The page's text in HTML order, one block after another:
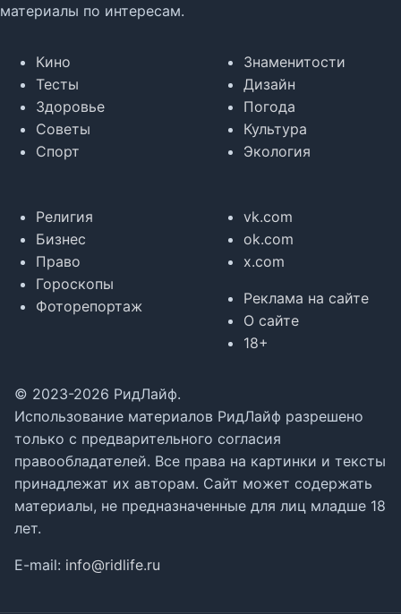
материалы по интересам.
Кино
Тесты
Здоровье
Советы
Спорт
Знаменитости
Дизайн
Погода
Культура
Экология
Религия
Бизнес
Право
Гороскопы
Фоторепортаж
vk.com
ok.com
x.com
Реклама на сайте
О сайте
18+
© 2023-2026 РидЛайф.
Использование материалов РидЛайф разрешено
только с предварительного согласия
правообладателей. Все права на картинки и тексты
принадлежат их авторам. Сайт может содержать
материалы, не предназначенные для лиц младше 18
лет.
E-mail: info@ridlife.ru